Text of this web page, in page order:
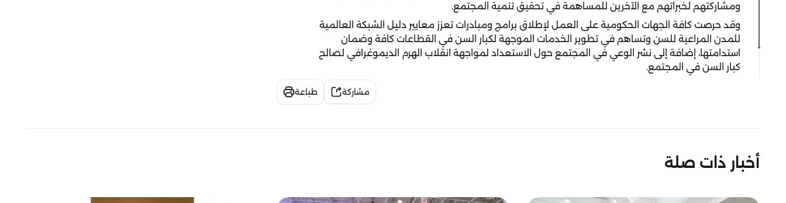
ومشاركتهم لخبراتهم مع الآخرين للمساهمة في تحقيق تنمية المجتمع.
وقد حرصت كافة الجهات الحكومية على العمل لإطلاق برامج ومبادرات تعزز معايير دليل الشبكة العالمية
للمدن المراعية للسن وتساهم في تطوير الخدمات الموجهة لكبار السن في القطاعات كافة وضمان
استدامتها، إضافة إلى نشر الوعي في المجتمع حول الاستعداد لمواجهة انقلاب الهرم الديموغرافي لصالح
كبار السن في المجتمع.
مشاركة طباعة
أخبار ذات صلة